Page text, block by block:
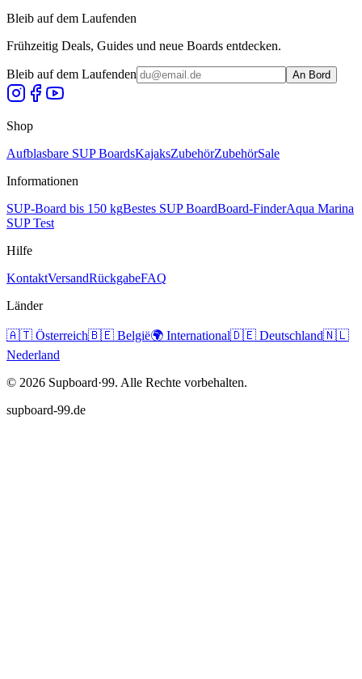
Bleib auf dem Laufenden
Frühzeitig Deals, Guides und neue Boards entdecken.
Bleib auf dem Laufenden An Bord
Shop
Aufblasbare SUP BoardsKajaksZubehörZubehörSale
Informationen
SUP-Board bis 150 kgBestes SUP BoardBoard-FinderAqua Marina
SUP Test
Hilfe
KontaktVersandRückgabeFAQ
Länder
🇦🇹 Österreich🇧🇪 België🌍 International🇩🇪 Deutschland🇳🇱
Nederland
© 2026 Supboard·99. Alle Rechte vorbehalten.
supboard-99.de